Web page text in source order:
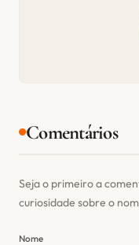
Comentários
Seja o primeiro a
curiosidade sobre o
Nome